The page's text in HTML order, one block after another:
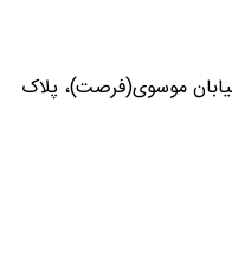
موسوی(فرصت)، پلاک